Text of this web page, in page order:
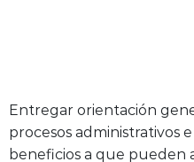
Entregar orientación
procesos administrativos
beneficios a que pueden